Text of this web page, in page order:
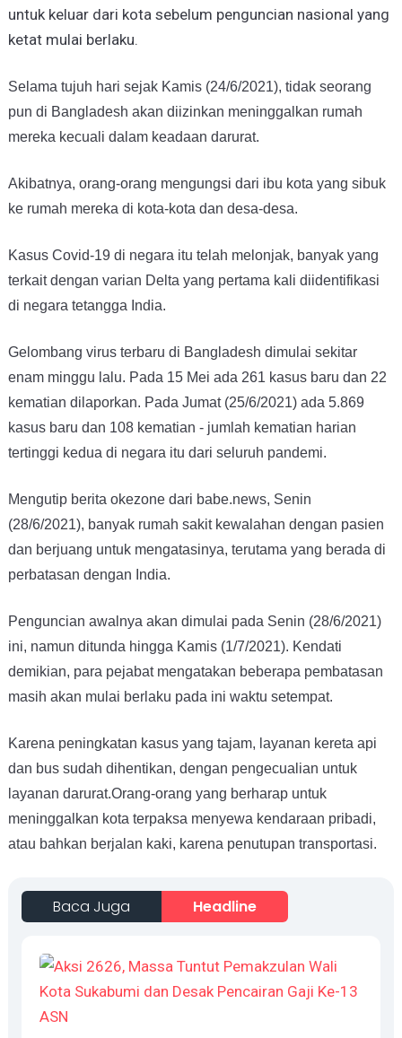
untuk keluar dari kota sebelum penguncian nasional yang
ketat mulai berlaku.
Selama tujuh hari sejak Kamis (24/6/2021), tidak seorang
pun di Bangladesh akan diizinkan meninggalkan rumah
mereka kecuali dalam keadaan darurat.
Akibatnya, orang-orang mengungsi dari ibu kota yang sibuk
ke rumah mereka di kota-kota dan desa-desa.
Kasus Covid-19 di negara itu telah melonjak, banyak yang
terkait dengan varian Delta yang pertama kali diidentifikasi
di negara tetangga India.
Gelombang virus terbaru di Bangladesh dimulai sekitar
enam minggu lalu. Pada 15 Mei ada 261 kasus baru dan 22
kematian dilaporkan. Pada Jumat (25/6/2021) ada 5.869
kasus baru dan 108 kematian - jumlah kematian harian
tertinggi kedua di negara itu dari seluruh pandemi.
Mengutip berita okezone dari babe.news, Senin
(28/6/2021), banyak rumah sakit kewalahan dengan pasien
dan berjuang untuk mengatasinya, terutama yang berada di
perbatasan dengan India.
Penguncian awalnya akan dimulai pada Senin (28/6/2021)
ini, namun ditunda hingga Kamis (1/7/2021). Kendati
demikian, para pejabat mengatakan beberapa pembatasan
masih akan mulai berlaku pada ini waktu setempat.
Karena peningkatan kasus yang tajam, layanan kereta api
dan bus sudah dihentikan, dengan pengecualian untuk
layanan darurat.Orang-orang yang berharap untuk
meninggalkan kota terpaksa menyewa kendaraan pribadi,
atau bahkan berjalan kaki, karena penutupan transportasi.
Baca Juga Headline